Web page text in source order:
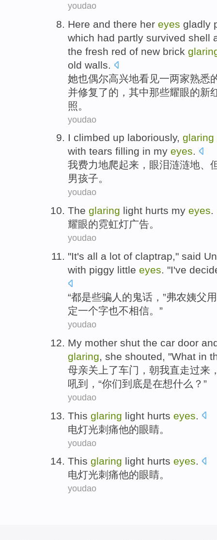
youdao
Here and there her eyes gladly
which had partly survived shell
the fresh red of new brick
old walls
她也偶尔高兴地看见一两家熟悉
并修复了的， 其中那些耀眼的新
照 。
youdao
I climbed up laboriously, glaring
with tears filling in my eyes.
我费力地爬起来 ， 眼泪涟涟地、
男孩子。
youdao
The glaring light hurts my eyes.
耀眼的霓虹灯广告。
youdao
"It's all a lot of claptrap," said
with piggy little eyes. "I've
“都是些骗人 的鬼话 ，”弗农姨父用
定一个字也不相信。”
youdao
My mother shut the car door
glaring, she shouted, "What in
母亲关上了车门 ， 朝我直走过来
吼到
，“你们到底是在想什么？”
youdao
This glaring light hurts eyes
电灯光刺痛他的眼睛。
youdao
This glaring light hurts eyes.
电灯光刺痛他的眼睛。
youdao